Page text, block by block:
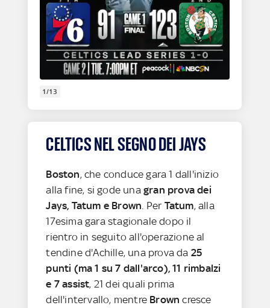
1/13
CELTICS NEL SEGNO DEI JAYS
Boston, che conduce gara 1 dall'inizio
alla fine, si gode unagran prova dei
Jays, Tatum e Brown . Per Tatum, alla
17esima gara stagionale dopo il
rientro in seguito all'operazione al
tendine d'Achille, una prova da 25
punti (ma 1 su 7 dall'arco), 11 rimbalzi
e 7 assist, 21 dei quali prima
dell'intervallo, mentre Brown cresce